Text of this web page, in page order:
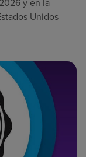
y en la
Unidos